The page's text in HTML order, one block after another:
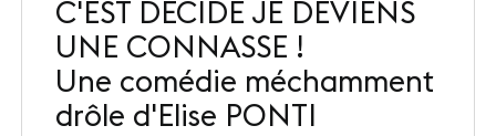
NOUS CHOISIR
Nos sites
Notre destination
C'EST DÉCIDÉ JE DEVIENS
UNE CONNASSE !
Une comédie méchamment
drôle d'Elise PONTI